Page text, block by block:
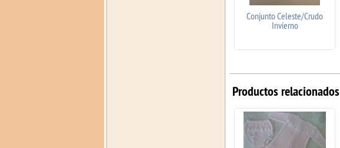
Conjunto Celeste/Crudo
Invierno
Productos relacionados